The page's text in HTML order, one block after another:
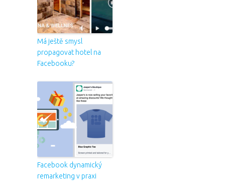
Má ještě smysl
propagovat hotel na
Facebooku?
Facebook dynamický
remarketing v praxi